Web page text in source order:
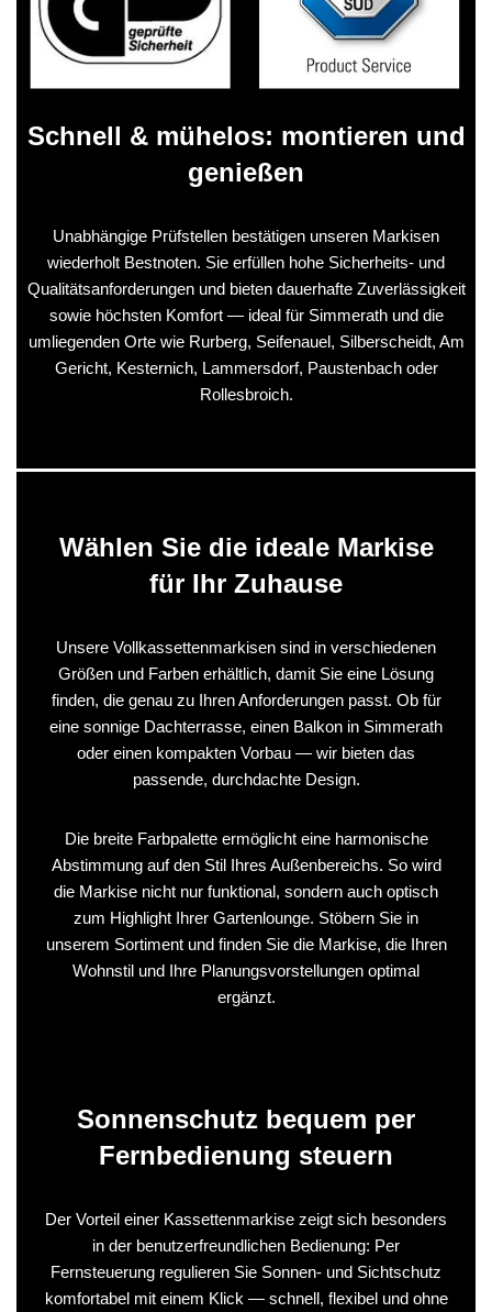
Schnell & mühelos: montieren und
genießen
Unabhängige Prüfstellen bestätigen unseren Markisen
wiederholt Bestnoten. Sie erfüllen hohe Sicherheits- und
Qualitätsanforderungen und bieten dauerhafte Zuverlässigkeit
sowie höchsten Komfort — ideal für Simmerath und die
umliegenden Orte wie Rurberg, Seifenauel, Silberscheidt, Am
Gericht, Kesternich, Lammersdorf, Paustenbach oder
Rollesbroich.
Wählen Sie die ideale Markise
für Ihr Zuhause
Unsere Vollkassettenmarkisen sind in verschiedenen
Größen und Farben erhältlich, damit Sie eine Lösung
finden, die genau zu Ihren Anforderungen passt. Ob für
eine sonnige Dachterrasse, einen Balkon in Simmerath
oder einen kompakten Vorbau — wir bieten das
passende, durchdachte Design.
Die breite Farbpalette ermöglicht eine harmonische
Abstimmung auf den Stil Ihres Außenbereichs. So wird
die Markise nicht nur funktional, sondern auch optisch
zum Highlight Ihrer Gartenlounge. Stöbern Sie in
unserem Sortiment und finden Sie die Markise, die Ihren
Wohnstil und Ihre Planungsvorstellungen optimal
ergänzt.
Sonnenschutz bequem per
Fernbedienung steuern
Der Vorteil einer Kassettenmarkise zeigt sich besonders
in der benutzerfreundlichen Bedienung: Per
Fernsteuerung regulieren Sie Sonnen- und Sichtschutz
komfortabel mit einem Klick — schnell, flexibel und ohne